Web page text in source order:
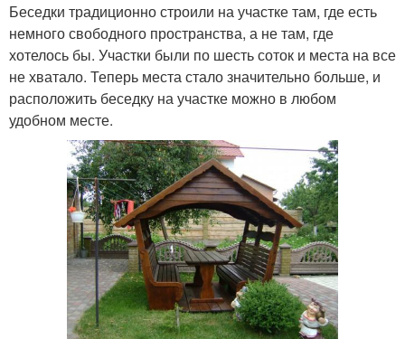
Беседки традиционно строили на участке там, где есть
немного свободного пространства, а не там, где
хотелось бы. Участки были по шесть соток и места на все
не хватало. Теперь места стало значительно больше, и
расположить беседку на участке можно в любом
удобном месте.